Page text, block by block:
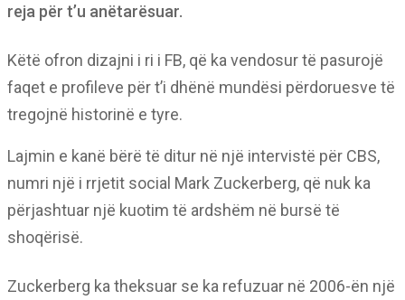
reja për t’u anëtarësuar.
Këtë ofron dizajni i ri i FB, që ka vendosur të pasurojë
faqet e profileve për t’i dhënë mundësi përdoruesve të
tregojnë historinë e tyre.
Lajmin e kanë bërë të ditur në një intervistë për CBS,
numri një i rrjetit social Mark Zuckerberg, që nuk ka
përjashtuar një kuotim të ardshëm në bursë të
shoqërisë.
Zuckerberg ka theksuar se ka refuzuar në 2006-ën një